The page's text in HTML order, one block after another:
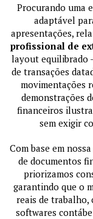
Procurando uma
adaptável
apresentações,
profissional de
layout equilibrado
de transações
movimentações
demonstrações
financeiros
sem exigir
Com base em
de documentos
priorizamos
garantindo que o
reais de trabalho,
softwares